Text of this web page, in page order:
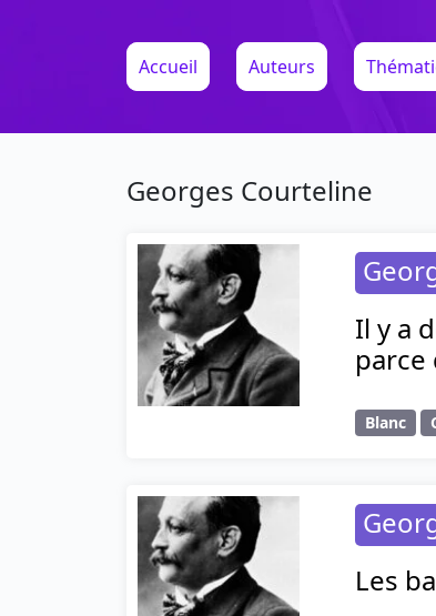
Accueil Auteurs
Georges Courteline
Il y a
Blanc
Les